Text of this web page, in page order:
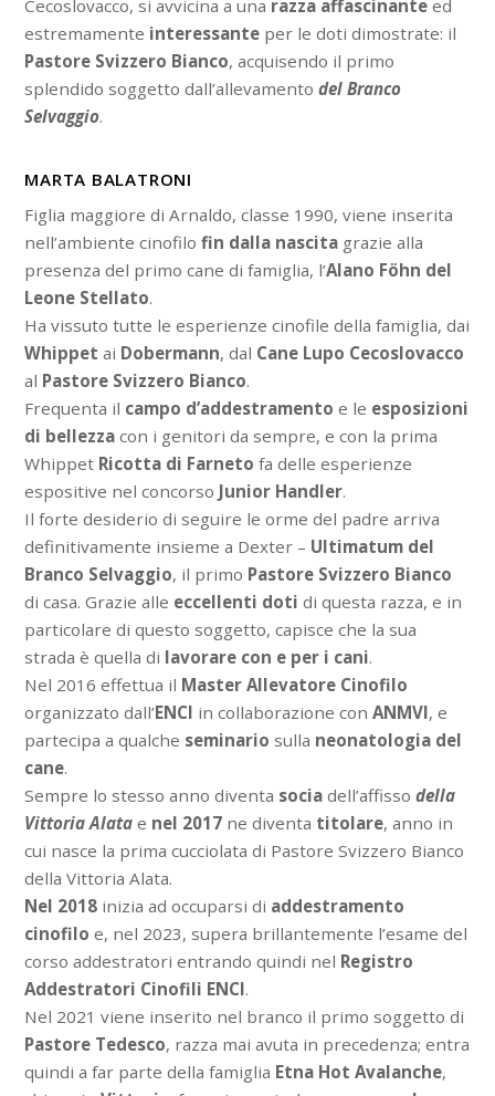
Cecoslovacco, si avvicina a una razza affascinante ed
estremamente interessante per le doti dimostrate: il
Pastore Svizzero Bianco, acquisendo il primo
splendido soggetto dall’allevamentodel Branco
Selvaggio.
MARTA BALATRONI
Figlia maggiore di Arnaldo, classe 1990, viene inserita
nell’ambiente cinofilofin dalla nascita grazie alla
presenza del primo cane di famiglia, l’Alano Föhn del
Leone Stellato.
Ha vissuto tutte le esperienze cinofile della famiglia, dai
Whippet ai Dobermann, dal Cane Lupo Cecoslovacco
al Pastore Svizzero Bianco.
Frequenta il campo d’addestramento e le esposizioni
di bellezza con i genitori da sempre, e con la prima
Whippet Ricotta di Farneto fa delle esperienze
espositive nel concorso Junior Handler.
Il forte desiderio di seguire le orme del padre arriva
definitivamente insieme a Dexter – Ultimatum del
Branco Selvaggio, il primo Pastore Svizzero Bianco
di casa. Grazie alle eccellenti doti di questa razza, e in
particolare di questo soggetto, capisce che la sua
strada è quella di lavorare con e per i cani.
Nel 2016 effettua il Master Allevatore Cinofilo
organizzato dall’ENCI in collaborazione conANMVI, e
partecipa a qualche seminario sulla neonatologia del
cane.
Sempre lo stesso anno diventa socia dell’affissodella
Vittoria Alata e nel 2017 ne diventa titolare, anno in
cui nasce la prima cucciolata di Pastore Svizzero Bianco
della Vittoria Alata.
Nel 2018 inizia ad occuparsi di addestramento
cinofilo e, nel 2023, supera brillantemente l’esame del
corso addestratori entrando quindi nel Registro
Addestratori Cinofili ENCI.
Nel 2021 viene inserito nel branco il primo soggetto di
Pastore Tedesco, razza mai avuta in precedenza; entra
quindi a far parte della famiglia Etna Hot Avalanche,